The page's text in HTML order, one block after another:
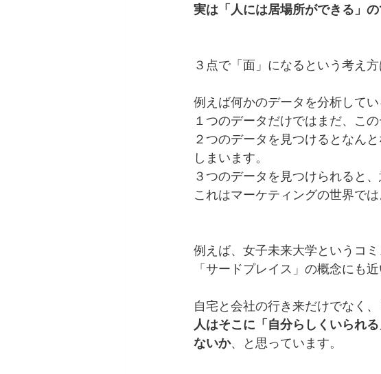
実は「人には居場所ができる」
３点で「面」になるという考え
例えば何かのデータを分析してい
１つのデータだけではまだ、こ
２つのデータを見つけるとなん
しまいます。
３つのデータを見つけられると
これはマーケティングの世界で
例えば、女子未来大学というコミ
「サードプレイス」の概念にも
自宅と会社の行き来だけでなく
人はそこに「自分らしくいられ
ないか、と思っています。